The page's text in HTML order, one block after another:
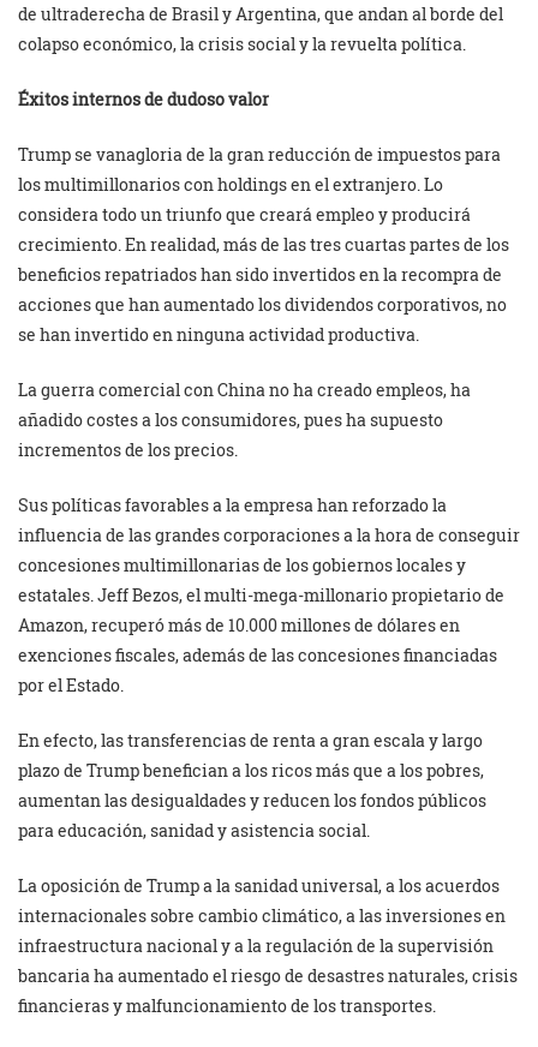
de ultraderecha de Brasil y Argentina, que andan al borde del
colapso económico, la crisis social y la revuelta política.
Éxitos internos de dudoso valor
Trump se vanagloria de la gran reducción de impuestos para
los multimillonarios con holdings en el extranjero. Lo
considera todo un triunfo que creará empleo y producirá
crecimiento. En realidad, más de las tres cuartas partes de los
beneficios repatriados han sido invertidos en la recompra de
acciones que han aumentado los dividendos corporativos, no
se han invertido en ninguna actividad productiva.
La guerra comercial con China no ha creado empleos, ha
añadido costes a los consumidores, pues ha supuesto
incrementos de los precios.
Sus políticas favorables a la empresa han reforzado la
influencia de las grandes corporaciones a la hora de conseguir
concesiones multimillonarias de los gobiernos locales y
estatales. Jeff Bezos, el multi-mega-millonario propietario de
Amazon, recuperó más de 10.000 millones de dólares en
exenciones fiscales, además de las concesiones financiadas
por el Estado.
En efecto, las transferencias de renta a gran escala y largo
plazo de Trump benefician a los ricos más que a los pobres,
aumentan las desigualdades y reducen los fondos públicos
para educación, sanidad y asistencia social.
La oposición de Trump a la sanidad universal, a los acuerdos
internacionales sobre cambio climático, a las inversiones en
infraestructura nacional y a la regulación de la supervisión
bancaria ha aumentado el riesgo de desastres naturales, crisis
financieras y malfuncionamiento de los transportes.